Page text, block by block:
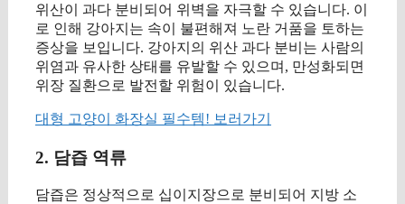
위산이 과다 분비되어 위벽을 자극할 수 있습니다. 이
로 인해 강아지는 속이 불편해져 노란 거품을 토하는
증상을 보입니다. 강아지의 위산 과다 분비는 사람의
위염과 유사한 상태를 유발할 수 있으며, 만성화되면
위장 질환으로 발전할 위험이 있습니다.
대형 고양이 화장실 필수템! 보러가기
2. 담즙 역류
담즙은 정상적으로 십이지장으로 분비되어 지방 소